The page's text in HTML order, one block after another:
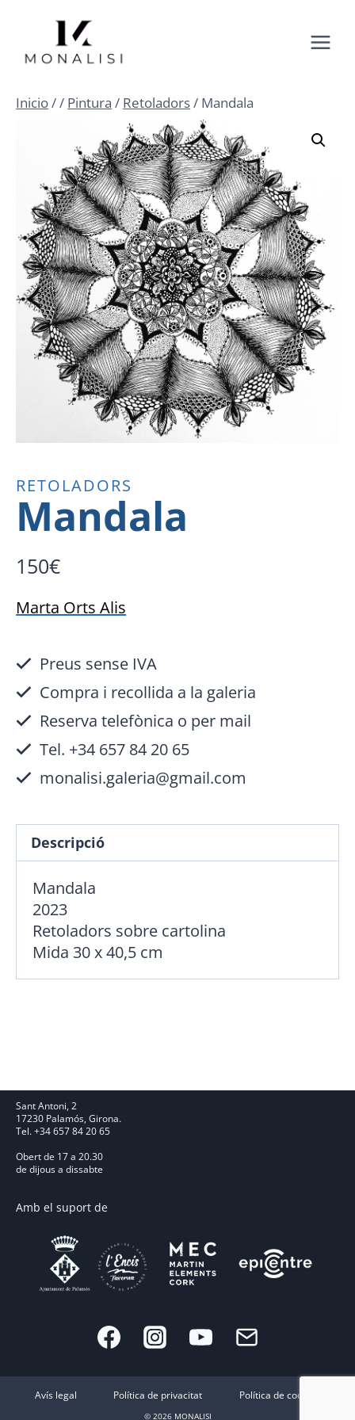
contenido
Inicio// Pintura / Retoladors/ Mandala
RETOLADORS
Mandala
150€
Marta Orts Alis
Preus sense IVA
Compra i recollida a la galeria
Reserva telefònica o per mail
Tel. +34 657 84 20 65
monalisi.galeria@gmail.com
Descripció
Mandala
2023
Retoladors sobre cartolina
Mida 30 x 40,5 cm
Sant Antoni, 2
17230 Palamós, Girona.
Tel. +34 657 84 20 65
Obert de 17 a 20.30
de dijous a dissabte
Amb el suport de
Avís legal Política de privacitat Política de cookies
© 2026 MONALISI